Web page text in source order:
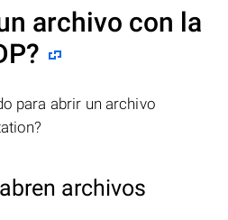
archivo con la
para abrir un archivo
archivos